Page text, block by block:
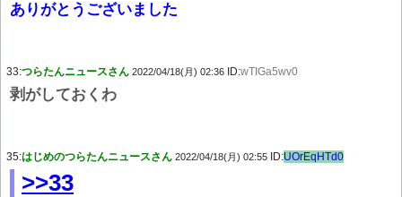
ありがとうございました
33:つらたんニュースさん 2022/04/18(月) 02:36 ID:wTIGa5wv0
剥がしておくわ
35:はじめのつらたんニュースさん 2022/04/18(月) 02:55 ID:UOrEqHTd0
>>33